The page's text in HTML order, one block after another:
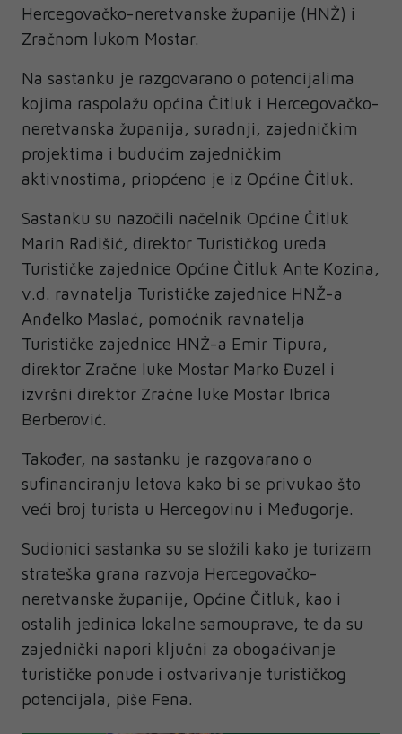
Hercegovačko-neretvanske županije (HNŽ) i
Zračnom lukom Mostar.
Na sastanku je razgovarano o potencijalima
kojima raspolažu općina Čitluk i Hercegovačko-
neretvanska županija, suradnji, zajedničkim
projektima i budućim zajedničkim
aktivnostima, priopćeno je iz Općine Čitluk.
Sastanku su nazočili načelnik Općine Čitluk
Marin Radišić, direktor Turističkog ureda
Turističke zajednice Općine Čitluk Ante Kozina,
v.d. ravnatelja Turističke zajednice HNŽ-a
Anđelko Maslać, pomoćnik ravnatelja
Turističke zajednice HNŽ-a Emir Tipura,
direktor Zračne luke Mostar Marko Đuzel i
izvršni direktor Zračne luke Mostar Ibrica
Berberović.
Također, na sastanku je razgovarano o
sufinanciranju letova kako bi se privukao što
veći broj turista u Hercegovinu i Međugorje.
Sudionici sastanka su se složili kako je turizam
strateška grana razvoja Hercegovačko-
neretvanske županije, Općine Čitluk, kao i
ostalih jedinica lokalne samouprave, te da su
zajednički napori ključni za obogaćivanje
turističke ponude i ostvarivanje turističkog
potencijala, piše Fena.